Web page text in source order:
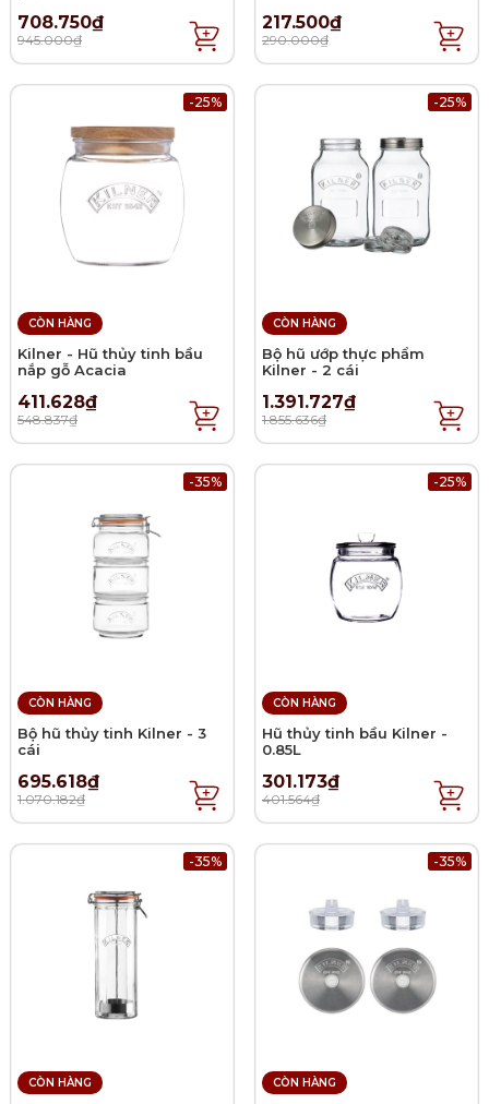
708.750₫
945.000₫
217.500₫
290.000₫
-25%
CÒN HÀNG
Kilner - Hũ thủy tinh bầu
nắp gỗ Acacia
411.628₫
548.837₫
-25%
CÒN HÀNG
Bộ hũ ướp thực phẩm
Kilner - 2 cái
1.391.727₫
1.855.636₫
-35%
CÒN HÀNG
Bộ hũ thủy tinh Kilner - 3
cái
695.618₫
1.070.182₫
-25%
CÒN HÀNG
Hũ thủy tinh bầu Kilner -
0.85L
301.173₫
401.564₫
-35%
CÒN HÀNG
-35%
CÒN HÀNG